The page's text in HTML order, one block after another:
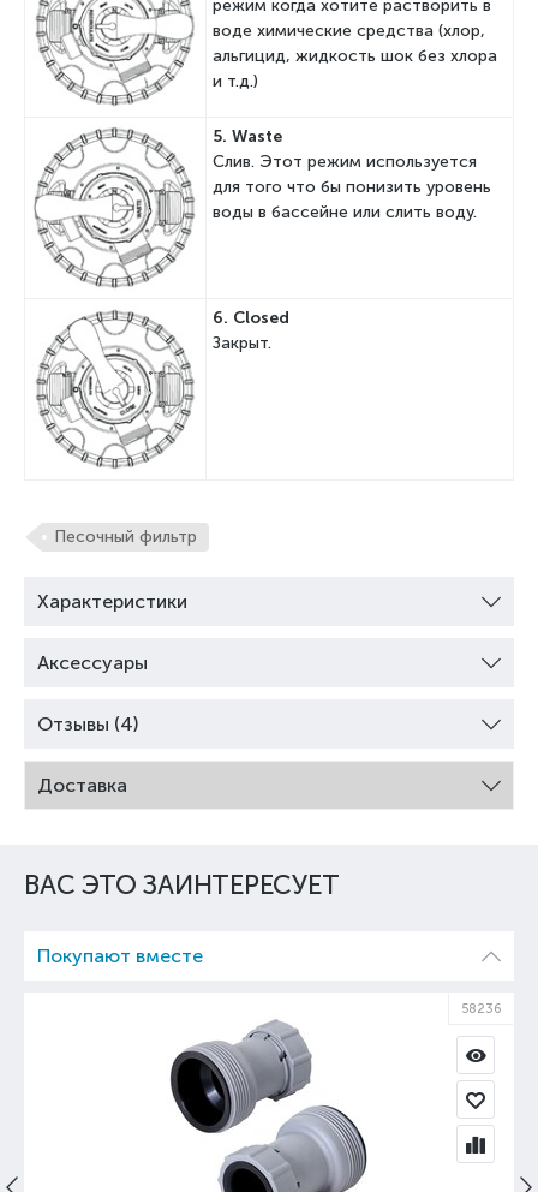
режим когда хотите растворить в
воде химические средства (хлор,
альгицид, жидкость шок без хлора
и т.д.)
5. Waste
Слив. Этот режим используется
для того что бы понизить уровень
воды в бассейне или слить воду.
6. Сlosed
Закрыт.
Песочный фильтр
Характеристики
Аксессуары
Отзывы (4)
Доставка
ВАС ЭТО ЗАИНТЕРЕСУЕТ
Покупают вместе
58236